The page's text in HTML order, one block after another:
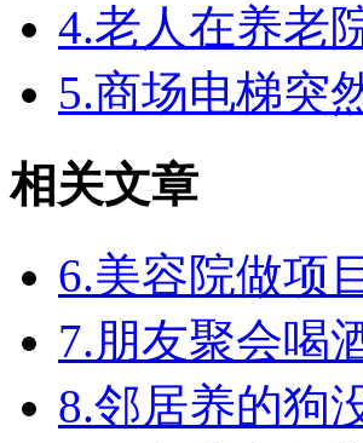
4.老人在养老
5.商场电梯突
相关文章
6.美容院做项
7.朋友聚会喝
8.邻居养的狗